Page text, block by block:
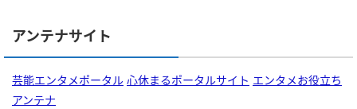
アンテナサイト
芸能エンタメポータル 心休まるポータルサイト エンタメお役立ち
アンテナ